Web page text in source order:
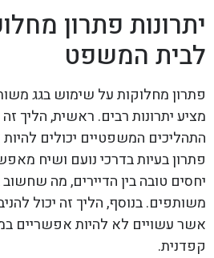
יתרונות פתרון
לבית המשפט
פתרון מחלוקות על שימוש בגג
מציע יתרונות רבים. ראשית, הליך
התהליכים המשפטיים יכולים להיות
פתרון בעיות בדרכי נועם ושיח
יחסים טובה בין הדיירים, מה שחשוב
משותפים. בנוסף, הליך זה יכול
אשר עשויים לא להיות אפשריים
קפדנית.